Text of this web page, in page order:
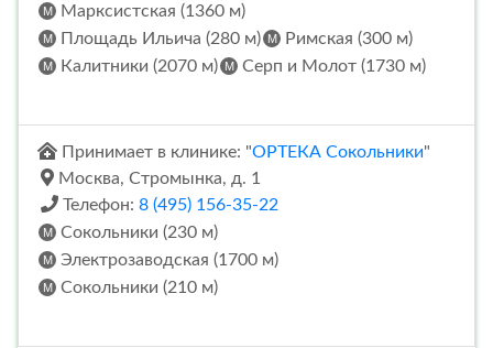
Марксистская (1360 м)
Площадь Ильича (280 м)
Римская (300 м)
Калитники (2070 м)
Серп и Молот (1730 м)
Принимает в клинике: "ОРТЕКА Сокольники"
Москва, Стромынка, д. 1
Телефон: 8 (495) 156-35-22
Сокольники (230 м)
Электрозаводская (1700 м)
Сокольники (210 м)